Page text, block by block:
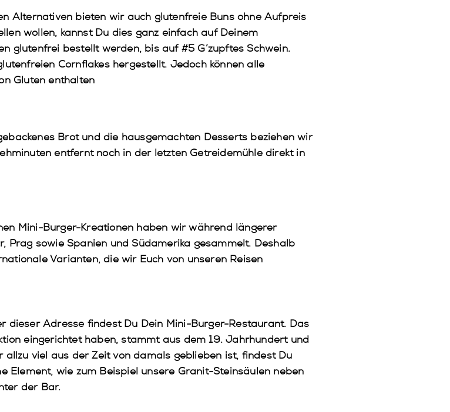
Alternativen bieten wir auch glutenfreie Buns ohne Aufpreis
wollen, kannst Du dies ganz einfach auf Deinem
glutenfrei bestellt werden, bis auf #5 G’zupftes Schwein.
Cornflakes hergestellt. Jedoch können alle
Gluten enthalten
Brot und die hausgemachten Desserts beziehen wir
entfernt noch in der letzten Getreidemühle direkt in
Mini-Burger-Kreationen haben wir während längerer
Prag sowie Spanien und Südamerika gesammelt. Deshalb
Varianten, die wir Euch von unseren Reisen
dieser Adresse findest Du Dein Mini-Burger-Restaurant. Das
eingerichtet haben, stammt aus dem 19. Jahrhundert und
viel aus der Zeit von damals geblieben ist, findest Du
Element, wie zum Beispiel unsere Granit-Steinsäulen neben
der Bar.